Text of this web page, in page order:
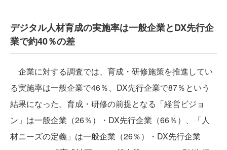
デジタル人材育成の実施率は一般企業とDX先行企
業で約40％の差
企業に対する調査では、育成・研修施策を推進してい
る実施率は一般企業で46％、DX先行企業で87％という
結果になった。育成・研修の前提となる「経営ビジョ
ン」は一般企業（26％）・DX先行企業（66％）、「人
材ニーズの定義」は一般企業（26％）・DX先行企業